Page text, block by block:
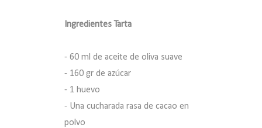
Ingredientes Tarta
- 60 ml de aceite de oliva suave
- 160 gr de azúcar
- 1 huevo
- Una cucharada rasa de cacao en
polvo